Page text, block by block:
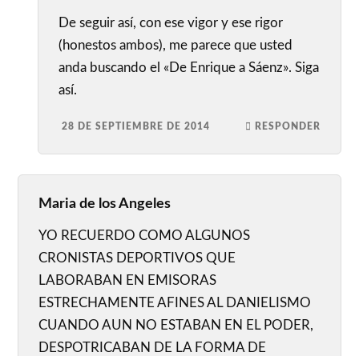
De seguir así, con ese vigor y ese rigor
(honestos ambos), me parece que usted
anda buscando el «De Enrique a Sáenz». Siga
así.
28 DE SEPTIEMBRE DE 2014 RESPONDER
Maria de los Angeles
YO RECUERDO COMO ALGUNOS
CRONISTAS DEPORTIVOS QUE
LABORABAN EN EMISORAS
ESTRECHAMENTE AFINES AL DANIELISMO
CUANDO AUN NO ESTABAN EN EL PODER,
DESPOTRICABAN DE LA FORMA DE